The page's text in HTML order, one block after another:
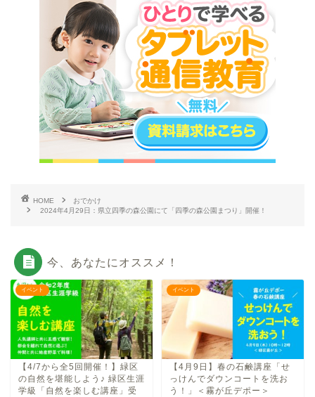
HOME
おでかけ
2024年4月29日：県立四季の森公園にて「四季の森公園まつり」開催！
今、あなたにオススメ！
イベント
【4/7から全5回開催！】緑区
の自然を堪能しよう♪ 緑区生涯
学級「自然を楽しむ講座」受
イベント
【4月9日】春の石鹸講座「せ
っけんでダウンコートを洗お
う！」＜霧が丘デポー＞